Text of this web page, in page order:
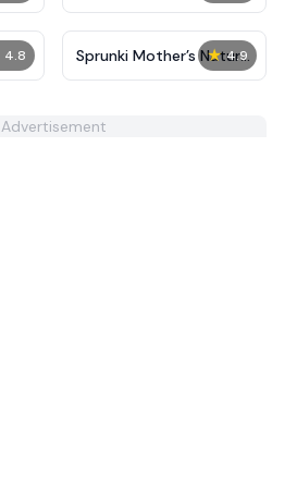
4.8 ★ 4.9
Sprunki Mother’s Nature
Port
Advertisement